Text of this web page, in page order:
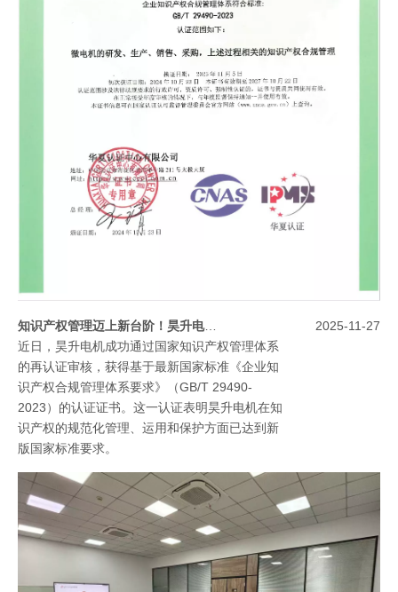
知识产权管理迈上新台阶！昊升电机成功更新体系认证
近日，昊升电机成功通过国家知识产权管理体系
的再认证审核，获得基于最新国家标准《企业知
识产权合规管理体系要求》（GB/T 29490-
2025-11-27